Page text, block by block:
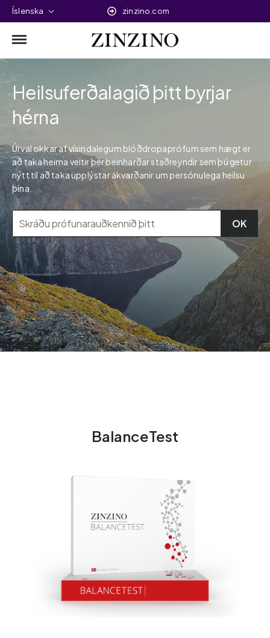
Íslenska zinzino.com
Heilsuferðalagið þitt byrjar
hérna
Úrval okkar af vísindalegum blóðdropaprófum sem hægt er
að taka heima veitir þér beinharðar staðreyndir sem þú getur
nýtt til að taka upplýstar ákvarðanir um persónulega heilsu
þína.
OK
BalanceTest